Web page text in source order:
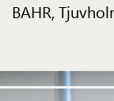
BAHR,